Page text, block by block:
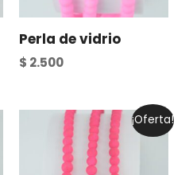
Perla de vidrio
$ 2.500
¡Oferta!
Original
price
was:
$ 2.200.
Current
price
is:
$ 1.332.